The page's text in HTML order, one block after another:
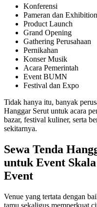
Konferensi
Pameran dan Exhibition
Product Launch
Grand Opening
Gathering Perusahaan
Pernikahan
Konser Musik
Acara Pemerintah
Event BUMN
Festival dan Expo
Tidak hanya itu, banyak
Hanggar Serut untuk acara
bazar, festival kuliner, serta
sekitarnya.
Sewa Tenda
untuk Event
Event
Venue yang tertata dengan
tamu sekaligus memperkuat